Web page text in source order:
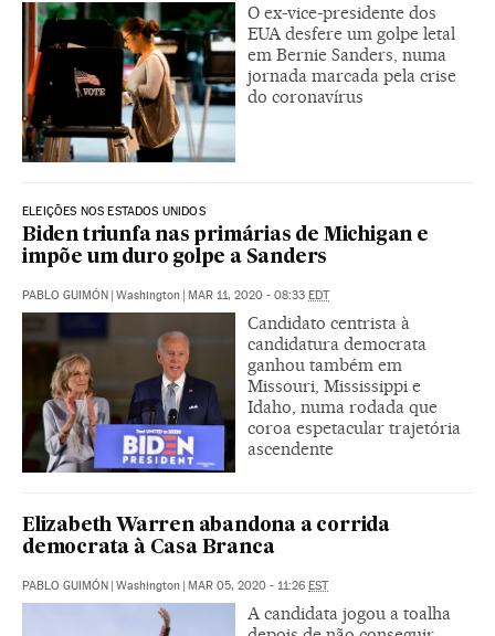
O ex-vice-presidente dos
EUA desfere um golpe letal
em Bernie Sanders, numa
jornada marcada pela crise
do coronavírus
ELEIÇÕES NOS ESTADOS UNIDOS
Biden triunfa nas primárias de Michigan e
impõe um duro golpe a Sanders
PABLO GUIMÓN | Washington | MAR 11, 2020 - 08:33 EDT
Candidato centrista à
candidatura democrata
ganhou também em
Missouri, Mississippi e
Idaho, numa rodada que
coroa espetacular trajetória
ascendente
Elizabeth Warren abandona a corrida
democrata à Casa Branca
PABLO GUIMÓN | Washington | MAR 05, 2020 - 11:26 EST
A candidata jogou a toalha